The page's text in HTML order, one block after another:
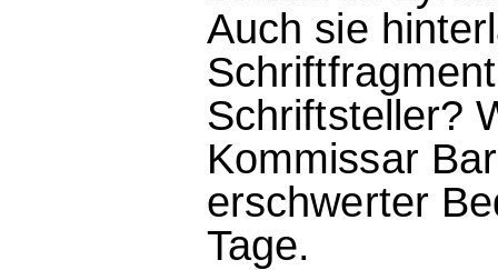
Auch sie
Schriftsteller?
Kommissar
erschwerter
Tage.